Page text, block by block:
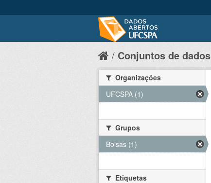
Conjuntos de dados
Organizações
UFCSPA (1)
Grupos
Bolsas (1)
Etiquetas